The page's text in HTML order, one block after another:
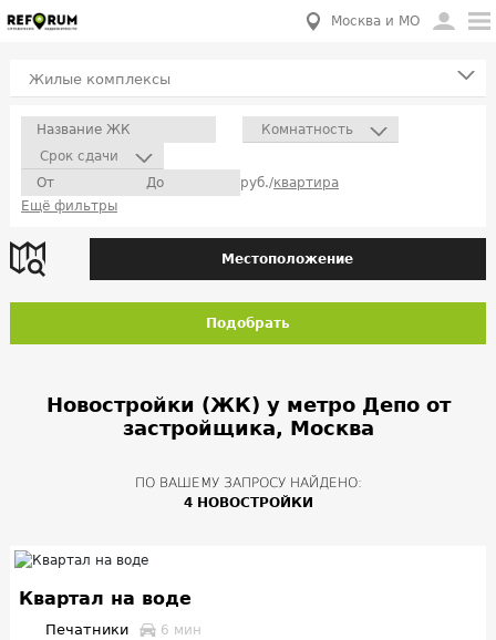
Москва и МО
Жилые комплексы
Комнатность
Срок сдачи
руб./квартира
Ещё фильтры
Местоположение
Подобрать
Новостройки (ЖК) у метро Депо от
застройщика, Москва
ПО ВАШЕМУ ЗАПРОСУ НАЙДЕНО:
4 НОВОСТРОЙКИ
Квартал на воде
Печатники 6 мин